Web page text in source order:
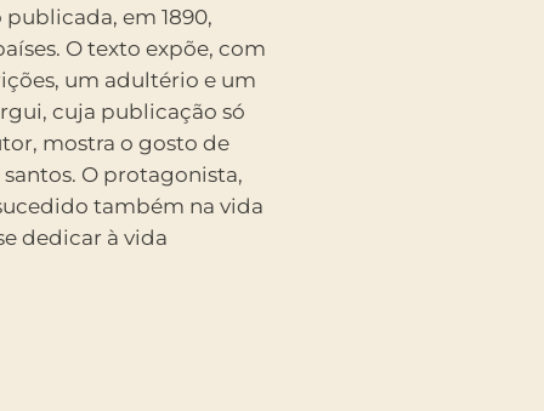
em 1890,
O texto expõe, com
um adultério e um
cuja publicação só
mostra o gosto de